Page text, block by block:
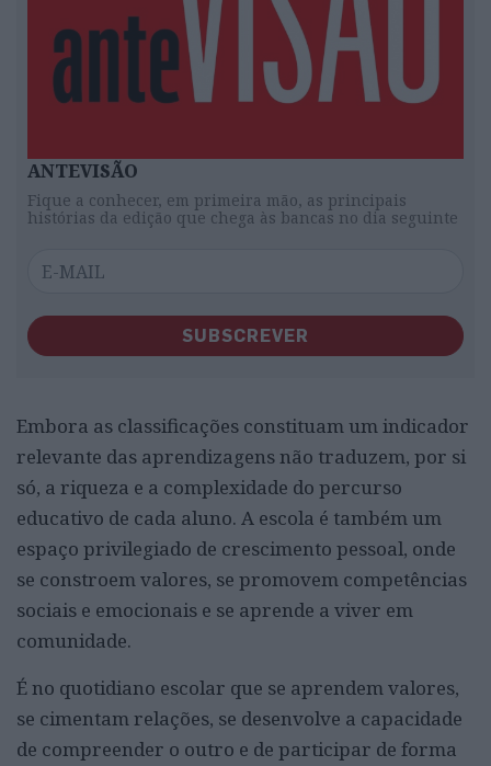
ANTEVISÃO
Fique a conhecer, em primeira mão, as principais
histórias da edição que chega às bancas no dia seguinte
SUBSCREVER
Embora as classificações constituam um indicador
relevante das aprendizagens não traduzem, por si
só, a riqueza e a complexidade do percurso
educativo de cada aluno. A escola é também um
espaço privilegiado de crescimento pessoal, onde
se constroem valores, se promovem competências
sociais e emocionais e se aprende a viver em
comunidade.
É no quotidiano escolar que se aprendem valores,
se cimentam relações, se desenvolve a capacidade
de compreender o outro e de participar de forma